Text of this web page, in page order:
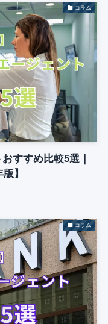
コラム
すすめ比較5選｜
】
コラム